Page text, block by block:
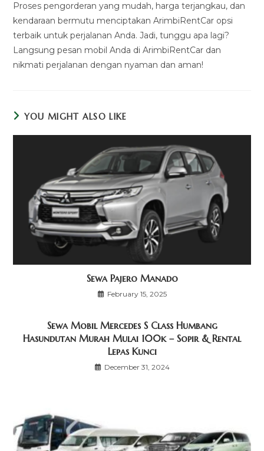
Proses pengorderan yang mudah, harga terjangkau, dan
kendaraan bermutu menciptakan ArimbiRentCar opsi
terbaik untuk perjalanan Anda. Jadi, tunggu apa lagi?
Langsung pesan mobil Anda di ArimbiRentCar dan
nikmati perjalanan dengan nyaman dan aman!
YOU MIGHT ALSO LIKE
Sewa Pajero Manado
February 15, 2025
Sewa Mobil Mercedes S Class Humbang
Hasundutan Murah Mulai 100k – Sopir & Rental
Lepas Kunci
December 31, 2024